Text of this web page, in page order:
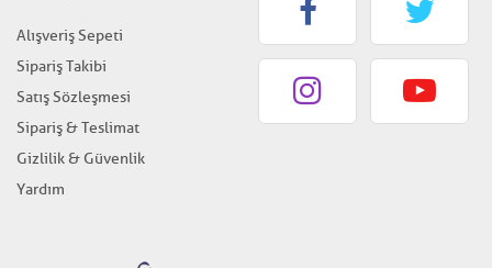
Alışveriş Sepeti
Sipariş Takibi
Satış Sözleşmesi
Sipariş & Teslimat
Gizlilik & Güvenlik
Yardım